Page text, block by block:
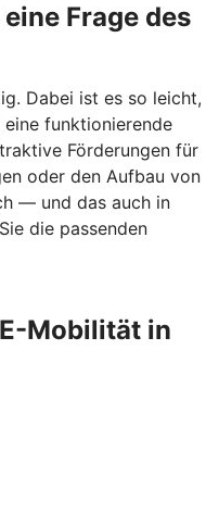
Frage des
Dabei ist es so leicht,
funktionierende
Förderungen für
oder den Aufbau von
— und das auch in
die passenden
Mobilität in